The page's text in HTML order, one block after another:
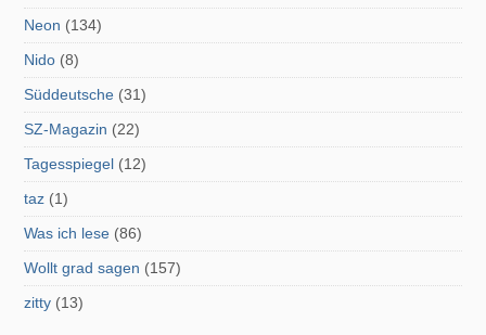
Neon (134)
Nido (8)
Süddeutsche (31)
SZ-Magazin (22)
Tagesspiegel (12)
taz (1)
Was ich lese (86)
Wollt grad sagen (157)
zitty (13)